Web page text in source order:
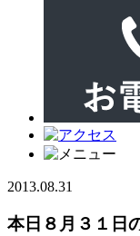
2013.08.31
本日８月３１日